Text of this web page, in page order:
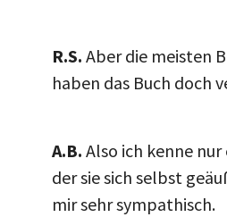
R.S. Aber die meisten
haben das Buch doch
A.B. Also ich kenne nur
der sie sich selbst
mir sehr sympathisch.